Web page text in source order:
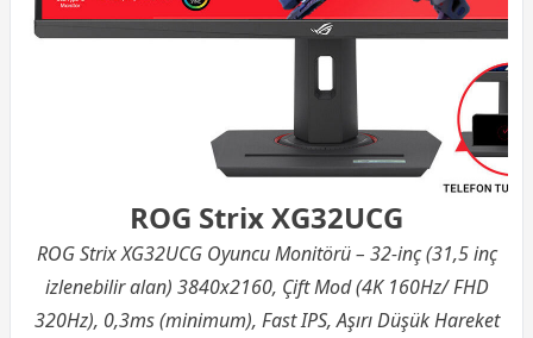
ROG Strix XG32UCG
ROG Strix XG32UCG Oyuncu Monitörü – 32-inç (31,5 inç
izlenebilir alan) 3840x2160, Çift Mod (4K 160Hz/ FHD
320Hz), 0,3ms (minimum), Fast IPS, Aşırı Düşük Hareket